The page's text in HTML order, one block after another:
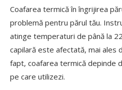
Coafarea termică în îngrijirea
problemă pentru părul tău.
atinge temperaturi de până la
capilară este afectată, mai ales
fapt, coafarea termică depinde
pe care utilizezi.